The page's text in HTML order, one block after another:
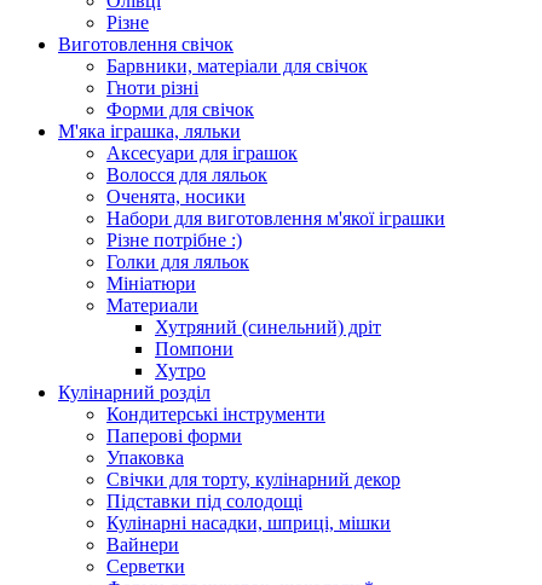
Різне
Виготовлення свічок
Барвники, матеріали для свічок
Гноти різні
Форми для свічок
М'яка іграшка, ляльки
Аксесуари для іграшок
Волосся для ляльок
Оченята, носики
Набори для виготовлення м'якої іграшки
Різне потрібне :)
Голки для ляльок
Мініатюри
Материали
Хутряний (синельний) дріт
Помпони
Хутро
Кулінарний розділ
Кондитерські інструменти
Паперові форми
Упаковка
Свічки для торту, кулінарний декор
Підставки під солодощі
Кулінарні насадки, шприці, мішки
Вайнери
Серветки